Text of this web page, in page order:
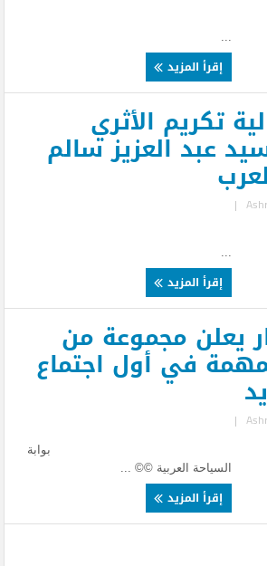
إقرأ المزيد
تكريم الأثري
عبد العزيز سالم
|
إقرأ المزيد
يعلن مجموعة من
في أول اجتماع
|
بوابة
السياحة العربية ©© ...
إقرأ المزيد